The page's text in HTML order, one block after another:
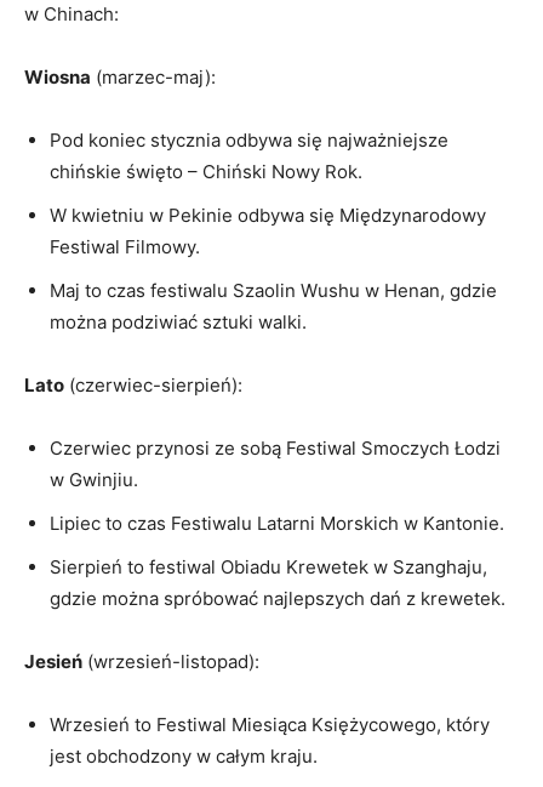
w‌ Chinach:
Wiosna (marzec-maj):
Pod koniec ​stycznia odbywa się najważniejsze
chińskie święto – Chiński Nowy Rok.
W kwietniu w Pekinie odbywa się Międzynarodowy
Festiwal Filmowy.
Maj to czas festiwalu Szaolin Wushu w Henan, gdzie
można podziwiać sztuki walki.
Lato ⁢(czerwiec-sierpień):
Czerwiec przynosi ze sobą Festiwal Smoczych Łodzi
w Gwinjiu.
Lipiec to czas Festiwalu Latarni Morskich ⁤w Kantonie.
Sierpień to ⁣festiwal Obiadu Krewetek w ⁢Szanghaju,⁣
gdzie można spróbować najlepszych ​dań z krewetek.
Jesień (wrzesień-listopad):
Wrzesień to Festiwal Miesiąca Księżycowego, ⁤który
jest ​obchodzony w⁤ całym kraju.